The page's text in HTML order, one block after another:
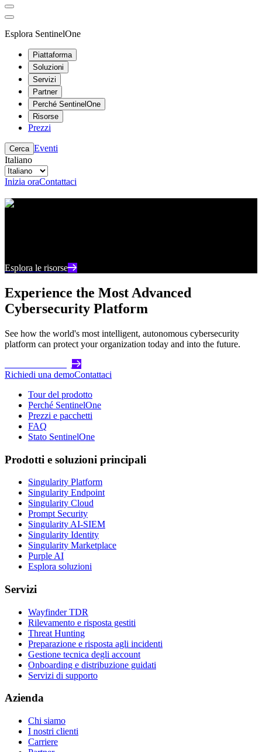
Esplora SentinelOne
Piattaforma
Soluzioni
Servizi
Partner
Perché SentinelOne
Risorse
Prezzi
Cerca Eventi
Italiano
Inizia oraContattaci
Centro risorse
Esplora le risorse
Experience the Most Advanced
Cybersecurity Platform
See how the world's most intelligent, autonomous cybersecurity
platform can protect your organization today and into the future.
Richiedi una demoContattaci
Tour del prodotto
Perché SentinelOne
Prezzi e pacchetti
FAQ
Stato SentinelOne
Prodotti e soluzioni principali
Singularity Platform
Singularity Endpoint
Singularity Cloud
Prompt Security
Singularity AI-SIEM
Singularity Identity
Singularity Marketplace
Purple AI
Esplora soluzioni
Servizi
Wayfinder TDR
Rilevamento e risposta gestiti
Threat Hunting
Preparazione e risposta agli incidenti
Gestione tecnica degli account
Onboarding e distribuzione guidati
Servizi di supporto
Azienda
Chi siamo
I nostri clienti
Carriere